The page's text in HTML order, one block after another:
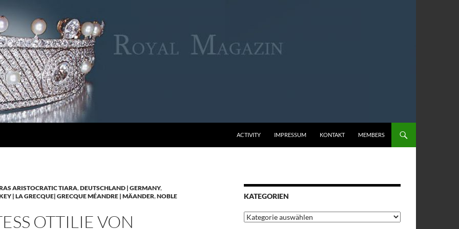
ACTIVITY IMPRESSUM KONTAKT MEMBERS
ARISTOCRATIC TIARA,DEUTSCHLAND | GERMANY,
| LA GRECQUE| GRECQUE MÉANDRE | MÄANDER,NOBLE
OTTILIE VON
KATEGORIEN
Kategorien